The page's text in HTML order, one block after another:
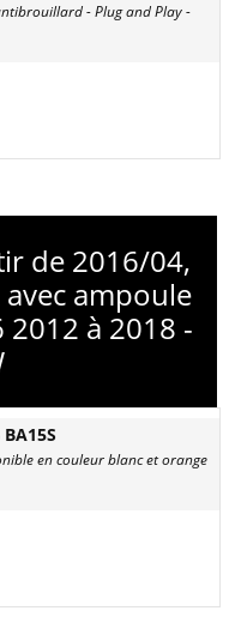
- Plug and Play -
de 2016/04,
ampoule
2012 à 2018 -
en couleur blanc et orange